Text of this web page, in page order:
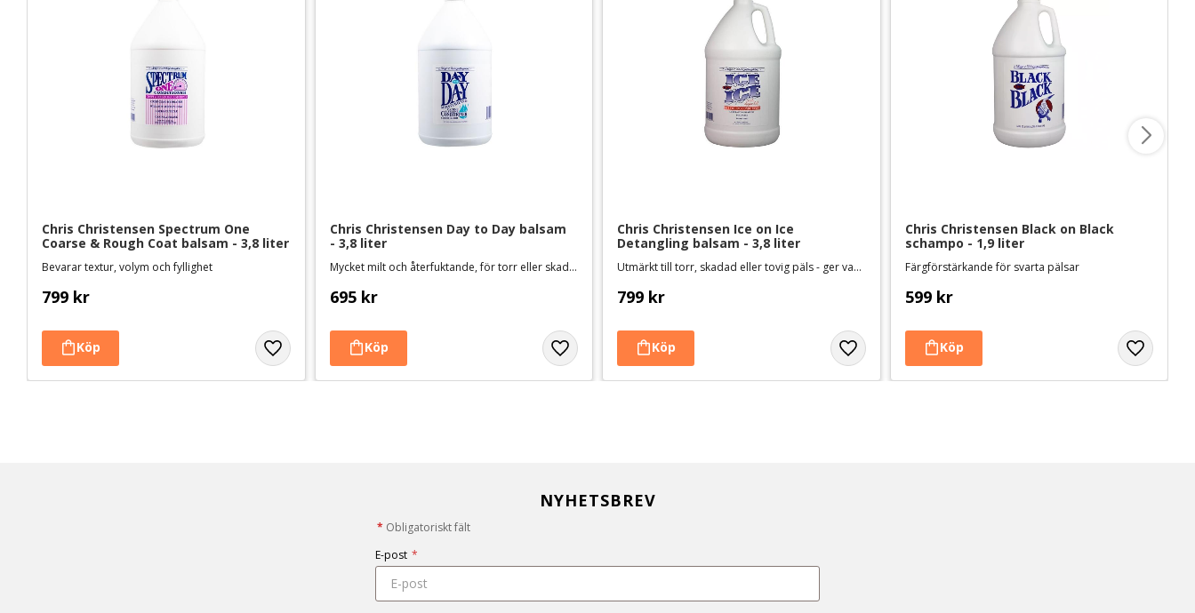
Chris Christensen Spectrum One
Coarse & Rough Coat balsam - 3,8 liter
Bevarar textur, volym och fyllighet
799 kr
Chris Christensen Day to Day balsam
- 3,8 liter
Mycket milt och återfuktande, för torr eller skadad päls och känslig hud
695 kr
Chris Christensen Ice on Ice
Detangling balsam - 3,8 liter
Utmärkt till torr, skadad eller tovig päls - ger vacker glans
799 kr
Chris Christensen Black on Black
schampo - 1,9 liter
Färgförstärkande för svarta pälsar
599 kr
NYHETSBREV
* Obligatoriskt fält
E-post *